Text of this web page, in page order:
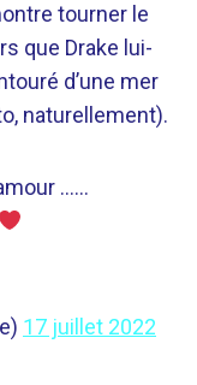
tourner le
que Drake lui-
d’une mer
naturellement).
……
17 juillet 2022